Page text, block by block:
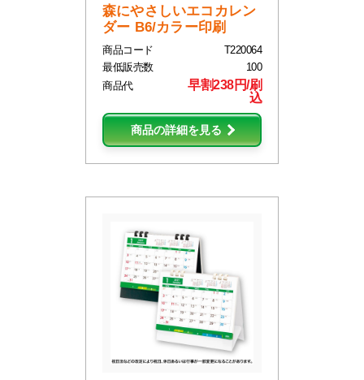
森にやさしいエコカレン
ダー B6/カラー印刷
商品コード
T220064
最低販売数
100
商品代
早割238円/刷
込
商品の詳細を見る